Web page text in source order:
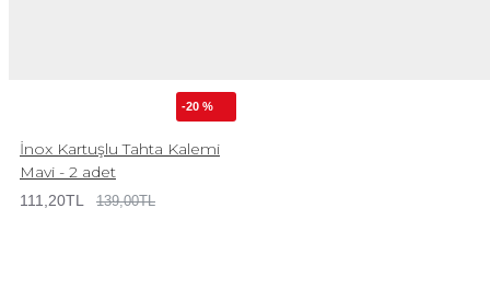
-20 %
İnox Kartuşlu Tahta Kalemi
Mavi - 2 adet
111,20TL 139,00TL